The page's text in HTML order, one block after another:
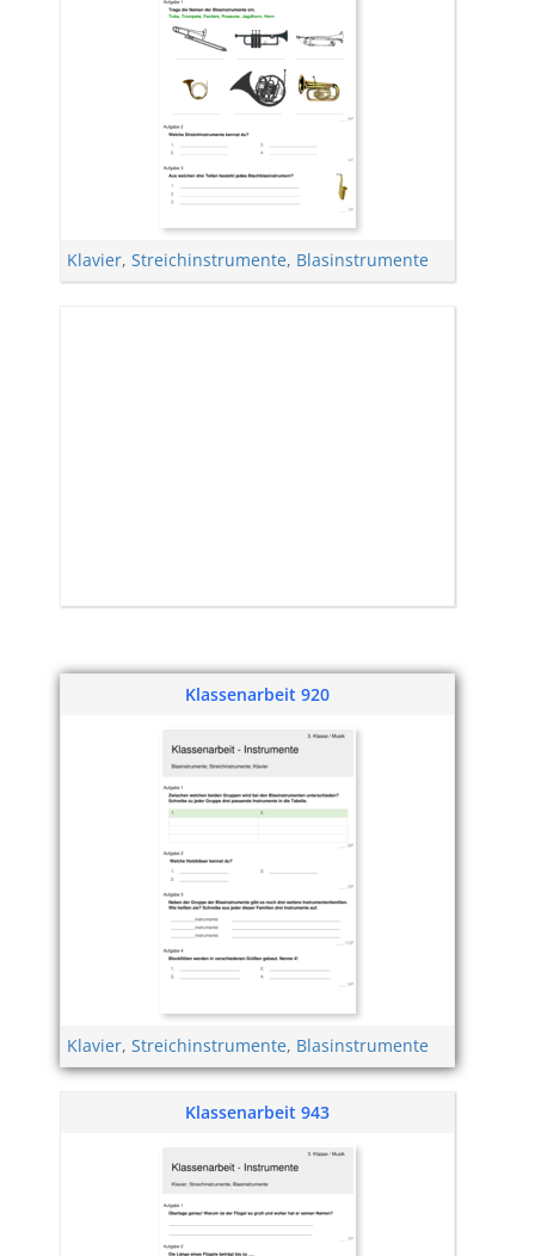
Klavier, Streichinstrumente, Blasinstrumente
Klassenarbeit 920
Klavier, Streichinstrumente, Blasinstrumente
Klassenarbeit 943